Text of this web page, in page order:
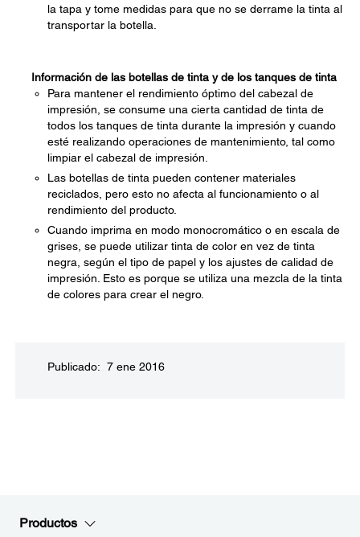
la tapa y tome medidas para que no se derrame la tinta al
transportar la botella.
Información de las botellas de tinta y de los tanques de tinta
Para mantener el rendimiento óptimo del cabezal de
impresión, se consume una cierta cantidad de tinta de
todos los tanques de tinta durante la impresión y cuando
esté realizando operaciones de mantenimiento, tal como
limpiar el cabezal de impresión.
Las botellas de tinta pueden contener materiales
reciclados, pero esto no afecta al funcionamiento o al
rendimiento del producto.
Cuando imprima en modo monocromático o en escala de
grises, se puede utilizar tinta de color en vez de tinta
negra, según el tipo de papel y los ajustes de calidad de
impresión. Esto es porque se utiliza una mezcla de la tinta
de colores para crear el negro.
Publicado: 7 ene 2016
Productos